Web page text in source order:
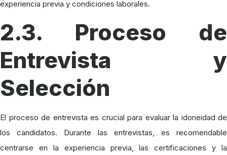
experiencia previa y condiciones laborales.
2.3. Proceso de
Entrevista y
Selección
El proceso de entrevista es crucial para evaluar la idoneidad de
los candidatos. Durante las entrevistas, es recomendable
centrarse en la experiencia previa, las certificaciones y la